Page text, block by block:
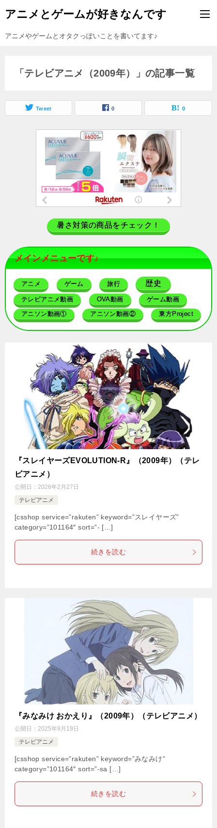
アニメとゲームが好きなんです
アニメやゲームとオタクっぽいことを書いてます♪
「テレビアニメ（2009年）」の記事一覧
Tweet 0 0
暑さ対策の商品をチェック！
メインメニューです♪
アニメ ゲーム 旅行 歴史
テレビアニメ動画 OVA動画 ゲーム動画
アニソン動画① アニソン動画② 東方Project
『スレイヤーズEVOLUTION-R』（2009年）（テレ
ビアニメ）
公開日： 2026年2月27日
テレビアニメ
[csshop service=”rakuten” keyword=”スレイヤーズ”
category=”101164″ sort=”- […]
続きを読む
『みなみけ おかえり』（2009年）（テレビアニメ）
公開日： 2025年9月19日
テレビアニメ
[csshop service=”rakuten” keyword=”みなみけ”
category=”101164″ sort=”-sa […]
続きを読む